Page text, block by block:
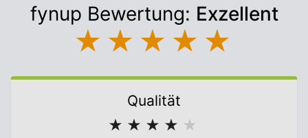
fynup Bewertung: Exzellent
★ ★ ★ ★ ★
Qualität
★ ★ ★ ★ ★